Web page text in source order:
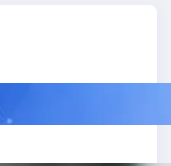
sortie (et ce que ça